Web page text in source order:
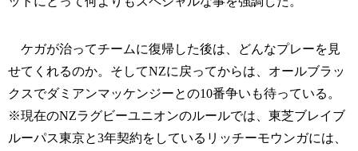
ケガが治ってチームに復帰した後は、どんなプレーを見
せてくれるのか。そしてNZに戻ってからは、オールブラッ
クスでダミアンマッケンジーとの10番争いも待っている。
※現在のNZラグビーユニオンのルールでは、東芝ブレイブ
ルーパス東京と3年契約をしているリッチーモウンガには、